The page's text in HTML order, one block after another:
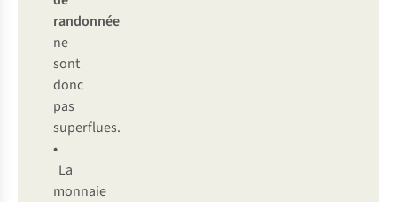
randonnée
ne
sont
donc
pas
superflues.
•
La
monnaie